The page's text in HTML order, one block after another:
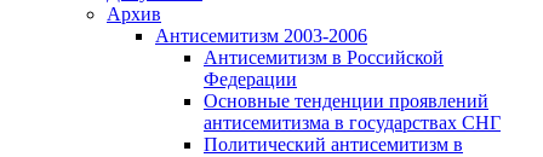
Архив
Антисемитизм 2003-2006
Антисемитизм в Российской
Федерации
Основные тенденции проявлений
антисемитизма в государствах СНГ
Политический антисемитизм в